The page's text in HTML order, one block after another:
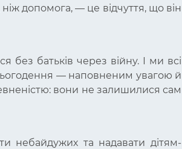
допомога, — це відчуття, що він
без батьків через війну. І ми всі
— наповненим увагою й
вони не залишилися сам
небайдужих та надавати дітям-